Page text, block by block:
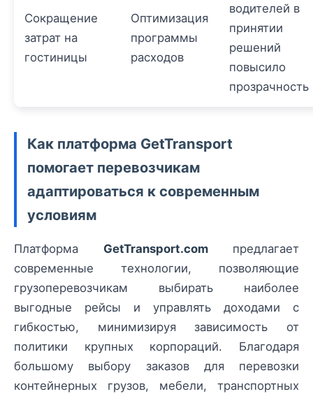
Сокращение
затрат на
гостиницы
Оптимизация
программы
расходов
водителей в
принятии
решений
повысило
прозрачность
Как платформа GetTransport
помогает перевозчикам
адаптироваться к современным
условиям
Платформа GetTransport.comпредлагает
современные технологии, позволяющие
грузоперевозчикам выбирать наиболее
выгодные рейсы и управлять доходами с
гибкостью, минимизируя зависимость от
политики крупных корпораций. Благодаря
большому выбору заказов для перевозки
контейнерных грузов, мебели, транспортных